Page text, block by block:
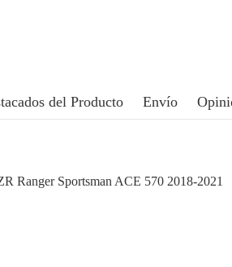
del Producto Envío
Ranger Sportsman ACE 570 2018-2021